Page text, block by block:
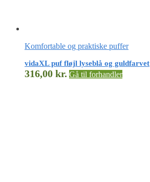
Komfortable og praktiske puffer
vidaXL puf fløjl lyseblå og guldfarvet
316,00 kr. Gå til forhandler